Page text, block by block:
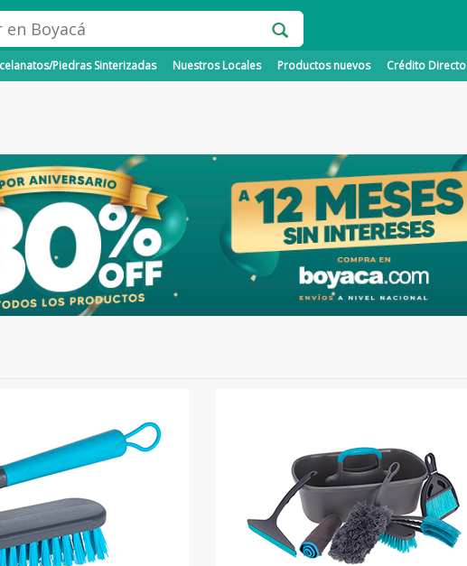
Piedras Sinterizadas Nuestros Locales Productos nuevos Crédito Directo